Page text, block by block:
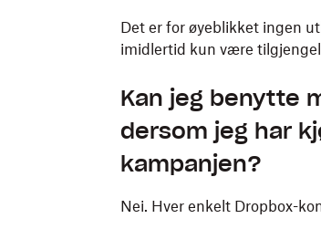
Det er for øyeblikket ingen
imidlertid kun være
Kan jeg benytte
dersom jeg har
kampanjen?
Nei. Hver enkelt Dropbox-